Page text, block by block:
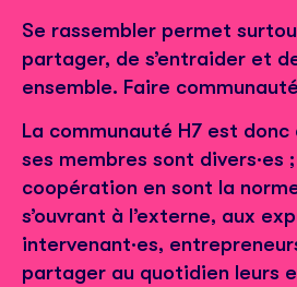
Se rassembler permet
partager, de s’entraider et
ensemble. Faire
La communauté H7 est donc
ses membres sont divers·es
coopération en sont la
s’ouvrant à l’externe, aux
intervenant·es,
partager au quotidien leurs